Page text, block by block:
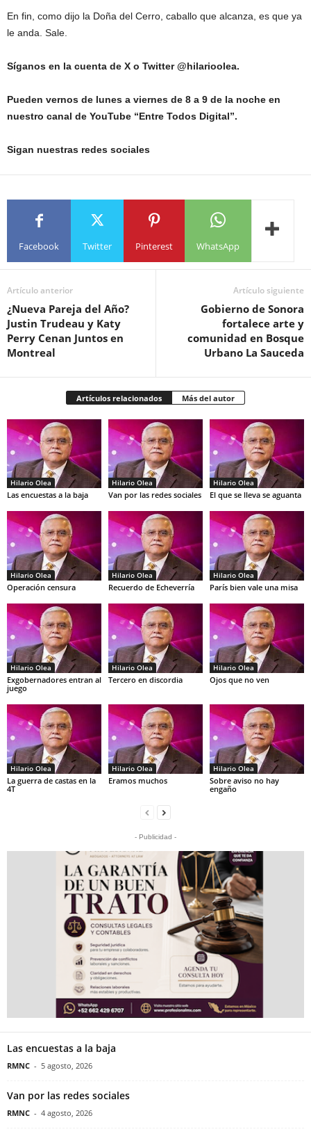
En fin, como dijo la Doña del Cerro, caballo que alcanza, es que ya
le anda. Sale.
Síganos en la cuenta de X o Twitter @hilarioolea.
Pueden vernos de lunes a viernes de 8 a 9 de la noche en
nuestro canal de YouTube “Entre Todos Digital”.
Sigan nuestras redes sociales
Facebook Twitter Pinterest WhatsApp
Artículo anterior
¿Nueva Pareja del Año?
Justin Trudeau y Katy
Perry Cenan Juntos en
Montreal
Artículo siguiente
Gobierno de Sonora
fortalece arte y
comunidad en Bosque
Urbano La Sauceda
Artículos relacionados Más del autor
Hilario Olea
Las encuestas a la baja
Hilario Olea
Van por las redes sociales
Hilario Olea
El que se lleva se aguanta
Hilario Olea
Operación censura
Hilario Olea
Recuerdo de Echeverría
Hilario Olea
París bien vale una misa
Hilario Olea
Exgobernadores entran al
juego
Hilario Olea
Tercero en discordia
Hilario Olea
Ojos que no ven
Hilario Olea
La guerra de castas en la
4T
Hilario Olea
Eramos muchos
Hilario Olea
Sobre aviso no hay
engaño
- Publicidad -
Las encuestas a la baja
RMNC - 5 agosto, 2026
Van por las redes sociales
RMNC - 4 agosto, 2026